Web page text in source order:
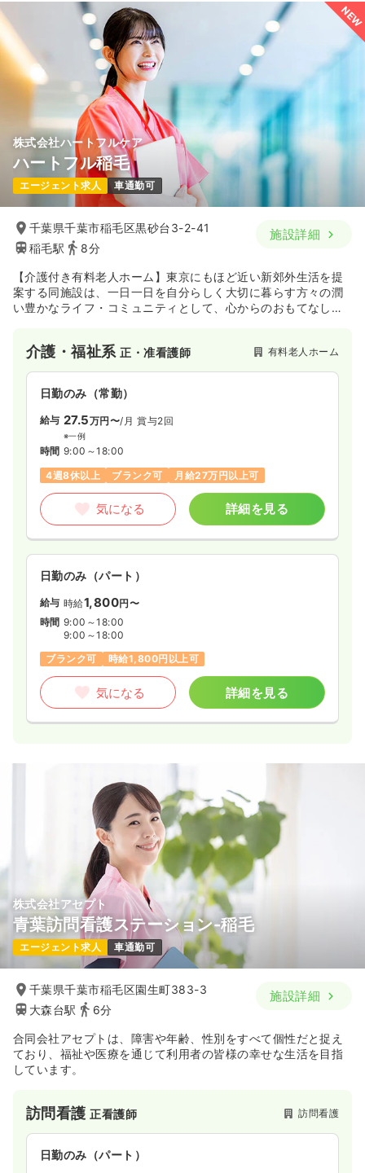
NEW
株式会社ハートフルケア
ハートフル稲毛
エージェント求人 車通勤可
千葉県千葉市稲毛区黒砂台3-2-41
稲毛駅
8分
施設詳細
【介護付き有料老人ホーム】東京にもほど近い新郊外生活を提
案する同施設は、一日一日を自分らしく大切に暮らす方々の潤
い豊かなライフ・コミュニティとして、心からのおもてなしや
介護・福祉系正・准看護師 有料老人ホーム
日勤のみ（常勤）
給与 27.5万円〜/月 賞与2回
※一例
時間 9:00～18:00
4週8休以上
ブランク可 月給27万円以上可
気になる 詳細を見る
日勤のみ（パート）
給与 時給1,800円〜
時間 9:00～18:00
9:00～18:00
ブランク可
時給1,800円以上可
気になる 詳細を見る
株式会社アセプト
青葉訪問看護ステーション-稲毛
エージェント求人 車通勤可
千葉県千葉市稲毛区園生町383-3
大森台駅
6分
施設詳細
合同会社アセプトは、障害や年齢、性別をすべて個性だと捉え
ており、福祉や医療を通じて利用者の皆様の幸せな生活を目指
しています。
訪問看護正看護師 訪問看護
日勤のみ（パート）